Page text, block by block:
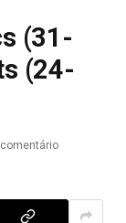
(31-
(24-